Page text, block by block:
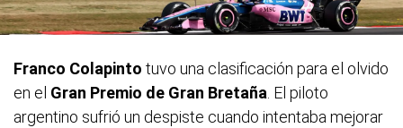
Franco Colapinto tuvo una clasificación para el olvido
en el Gran Premio de Gran Bretaña. El piloto
argentino sufrió un despiste cuando intentaba mejorar